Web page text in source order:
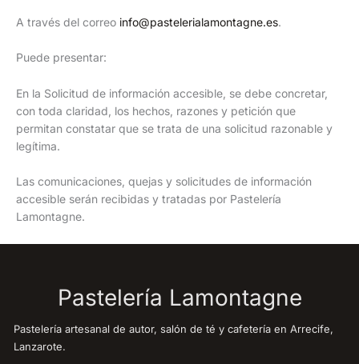
A través del correo info@pastelerialamontagne.es.
Puede presentar:
En la Solicitud de información accesible, se debe concretar,
con toda claridad, los hechos, razones y petición que
permitan constatar que se trata de una solicitud razonable y
legítima.
Las comunicaciones, quejas y solicitudes de información
accesible serán recibidas y tratadas por Pastelería
Lamontagne.
Pastelería Lamontagne
Pastelería artesanal de autor, salón de té y cafetería en Arrecife,
Lanzarote.